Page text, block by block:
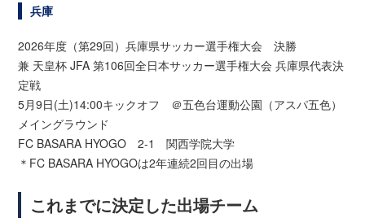
兵庫
2026年度（第29回）兵庫県サッカー選手権大会 決勝
兼 天皇杯 JFA 第106回全日本サッカー選手権大会 兵庫県代表決
定戦
5月9日(土)14:00キックオフ ＠五色台運動公園（アスパ五色）
メイングラウンド
FC BASARA HYOGO 2-1 関西学院大学
＊FC BASARA HYOGOは2年連続2回目の出場
これまでに決定した出場チーム